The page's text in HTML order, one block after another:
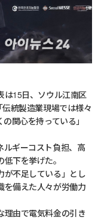
は15日、ソウル江南区
統製造業現場では様々
関心を持っている」
ルギーコスト負担、高
下を挙げた。
が不足している」とし
を備えた人々が労働力
理由で電気料金の引き